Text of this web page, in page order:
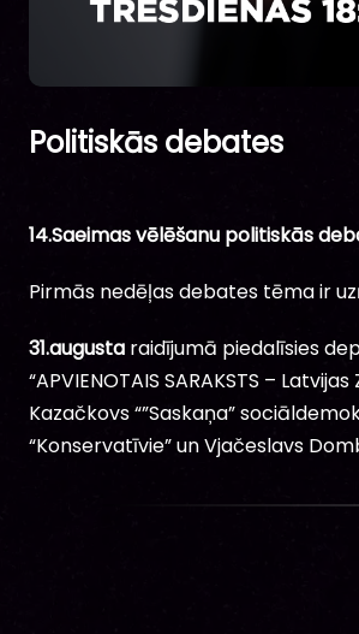
Politiskās debates
14.Saeimas vēlēšanu politiskās
Pirmās nedēļas debates tēma ir
31.augusta raidījumā piedalīsies
“APVIENOTAIS SARAKSTS –
Kazačkovs “”Saskaņa”
“Konservatīvie” un Vjačeslavs